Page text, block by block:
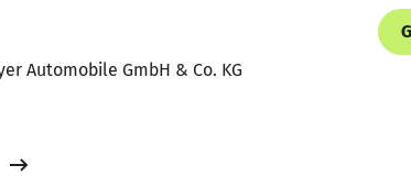
Automobile GmbH & Co. KG